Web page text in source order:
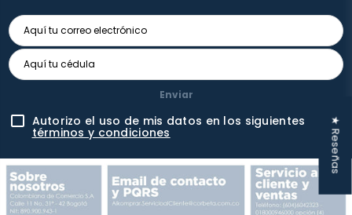
Enviar
Autorizo el uso de mis datos en los siguientes
términos y condiciones ★ Reseñas